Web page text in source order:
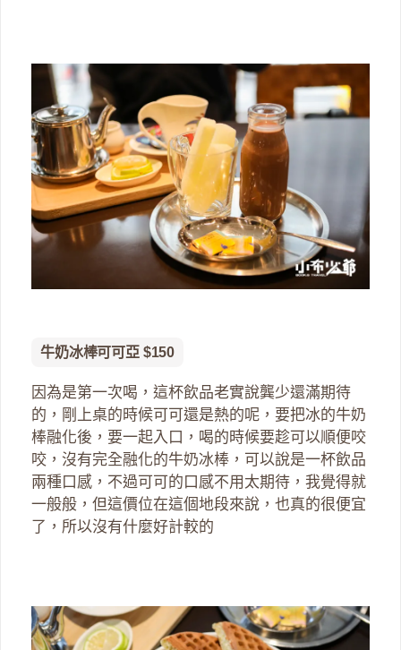
牛奶冰棒可可亞 $150
因為是第一次喝，這杯飲品老實說龔少還滿期待
的，剛上桌的時候可可還是熱的呢，要把冰的牛奶
棒融化後，要一起入口，喝的時候要趁可以順便咬
咬，沒有完全融化的牛奶冰棒，可以說是一杯飲品
兩種口感，不過可可的口感不用太期待，我覺得就
一般般，但這價位在這個地段來說，也真的很便宜
了，所以沒有什麼好計較的